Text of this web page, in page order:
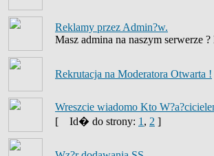
Reklamy przez Admin?w.
Masz admina na naszym serwerze
Rekrutacja na Moderatora Otwarta !
Wreszcie wiadomo Kto
[
Id� do strony: 1 , 2 ]